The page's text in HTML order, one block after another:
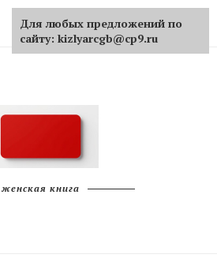
женская книга
Для любых предложений по
сайту: kizlyarcgb@cp9.ru